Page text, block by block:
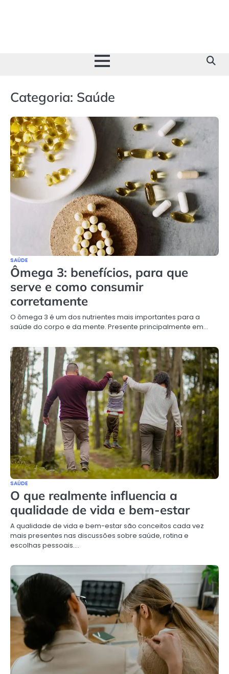
Categoria: Saúde
SAÚDE
Ômega 3: benefícios, para que
serve e como consumir
corretamente
O ômega 3 é um dos nutrientes mais importantes para a
saúde do corpo e da mente. Presente principalmente em…
SAÚDE
O que realmente influencia a
qualidade de vida e bem-estar
A qualidade de vida e bem-estar são conceitos cada vez
mais presentes nas discussões sobre saúde, rotina e
escolhas pessoais.…